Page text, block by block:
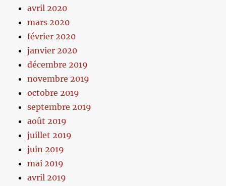
avril 2020
mars 2020
février 2020
janvier 2020
décembre 2019
novembre 2019
octobre 2019
septembre 2019
août 2019
juillet 2019
juin 2019
mai 2019
avril 2019